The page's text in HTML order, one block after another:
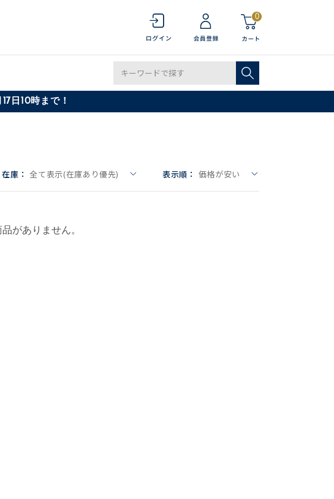
0
日10時まで！
在庫： 全て表示(在庫あり優先) 表示順： 価格が安い
がありません。